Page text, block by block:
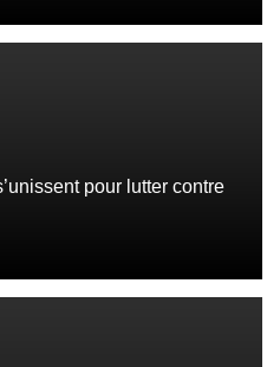
pour lutter contre